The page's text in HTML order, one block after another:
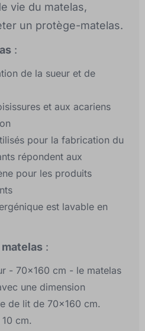
vie du matelas,
un protège-matelas.
:
de la sueur et de
et aux acariens
pour la fabrication du
répondent aux
pour les produits
est lavable en
:
- 70x160 cm - le matelas
une dimension
de lit de 70x160 cm.
cm.